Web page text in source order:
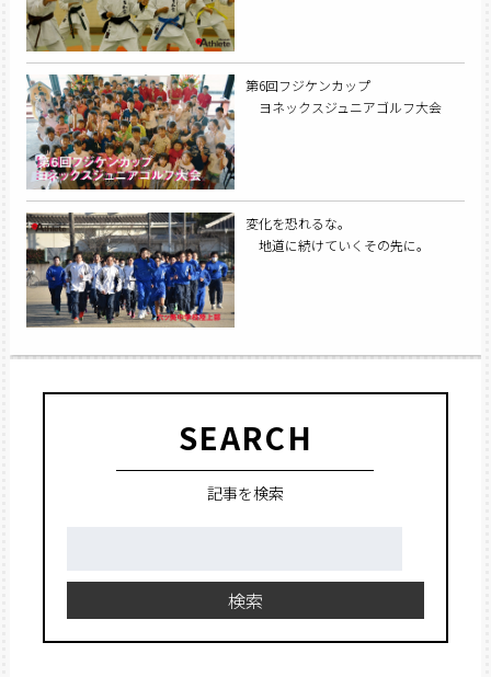
第6回フジケンカップ
ヨネックスジュニアゴルフ大会
変化を恐れるな。
地道に続けていくその先に。
SEARCH
記事を検索
検索